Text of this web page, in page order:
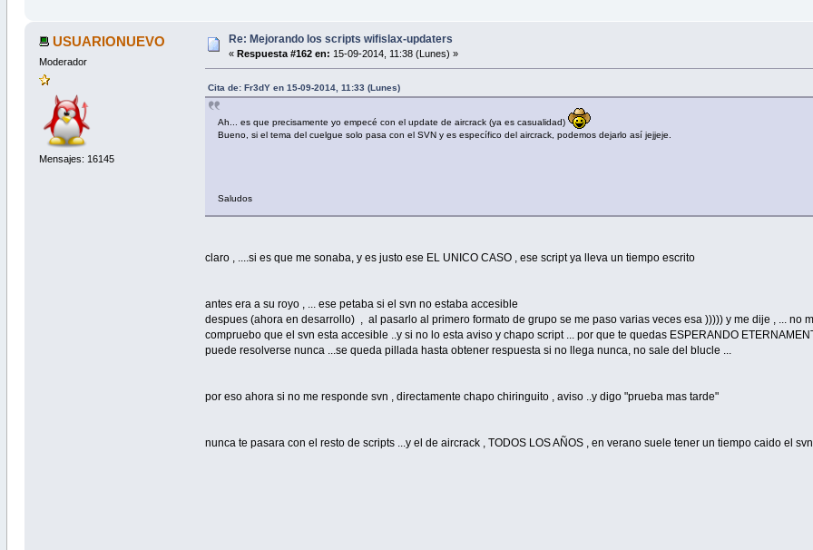
USUARIONUEVO
Moderador
Mensajes: 16145
Re: Mejorando los scripts wifislax-updaters
« Respuesta #162 en: 15-09-2014, 11:38 (Lunes) »
Cita de: Fr3dY en 15-09-2014, 11:33 (Lunes)
Ah... es que precisamente yo empecé con el update de aircrack (ya es casualidad)
Bueno, si el tema del cuelgue solo pasa con el SVN y es específico del aircrack, podemos dejarlo así jejjeje.
Saludos
claro , ....si es que me sonaba, y es justo ese EL UNICO CASO , ese script ya lleva un tiempo escrito
antes era a su royo , ... ese petaba si el svn no estaba accesible
despues (ahora en desarrollo) , al pasarlo al primero formato de grupo se me paso varias veces esa ))))) y me dije , ... no
compruebo que el svn esta accesible ..y si no lo esta aviso y chapo script ... por que te quedas ESPERANDO
puede resolverse nunca ...se queda pillada hasta obtener respuesta si no llega nunca, no sale del blucle ...
por eso ahora si no me responde svn , directamente chapo chiringuito , aviso ..y digo "prueba mas tarde"
nunca te pasara con el resto de scripts ...y el de aircrack , TODOS LOS AÑOS , en verano suele tener un tiempo caido el